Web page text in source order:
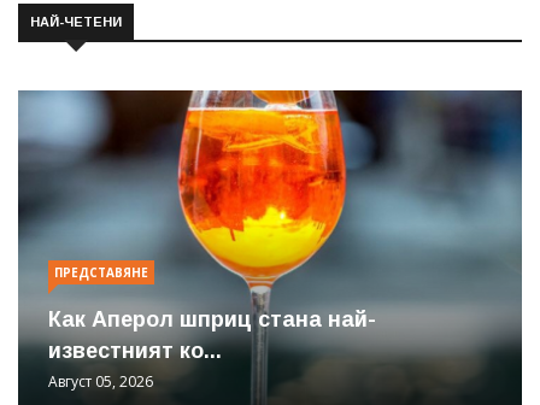
НАЙ-ЧЕТЕНИ
ПРЕДСТАВЯНЕ
Как Аперол шприц стана най-
известният ко...
Август 05, 2026